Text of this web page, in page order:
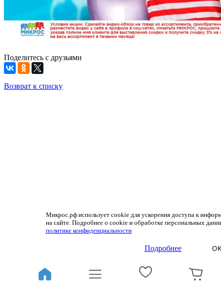
Поделитесь с друзьями
Возврат к списку
Микрос.рф использует cookie для ускорения доступа к
на сайте. Подробнее о cookie и обработке персональных
политике конфиденциальности
Подробнее